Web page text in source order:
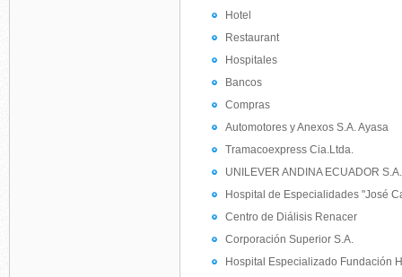
Hotel
Restaurant
Hospitales
Bancos
Compras
Automotores y Anexos S.A. Ayasa
Tramacoexpress Cia.Ltda.
UNILEVER ANDINA ECUADOR S.A.
Hospital de Especialidades "José
Centro de Diálisis Renacer
Corporación Superior S.A.
Hospital Especializado Fundación